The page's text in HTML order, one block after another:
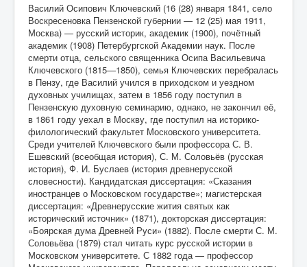
Василий Осипович Ключевский (16 (28) января 1841, село
Воскресеновка Пензенской губернии — 12 (25) мая 1911,
Москва) — русский историк, академик (1900), почётный
академик (1908) Петербургской Академии наук. После
смерти отца, сельского священника Осипа Васильевича
Ключевского (1815—1850), семья Ключевских перебралась
в Пензу, где Василий учился в приходском и уездном
духовных училищах, затем в 1856 году поступил в
Пензенскую духовную семинарию, однако, не закончил её,
в 1861 году уехал в Москву, где поступил на историко-
филологический факультет Московского университета.
Среди учителей Ключевского были профессора С. В.
Ешевский (всеобщая история), С. М. Соловьёв (русская
история), Ф. И. Буслаев (история древнерусской
словесности). Кандидатская диссертация: «Сказания
иностранцев о Московском государстве»; магистерская
диссертация: «Древнерусские жития святых как
исторический источник» (1871), докторская диссертация:
«Боярская дума Древней Руси» (1882). После смерти С. М.
Соловьёва (1879) стал читать курс русской истории в
Московском университете. С 1882 года — профессор